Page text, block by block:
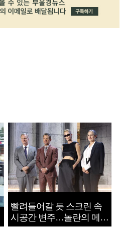
빨려들어갈 듯 스크린 속
시공간 변주…놀란의 메시